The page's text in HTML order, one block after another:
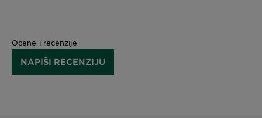
Ocene i recenzije
NAPIŠI RECENZIJU